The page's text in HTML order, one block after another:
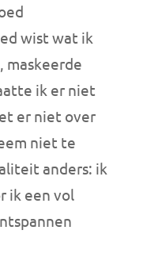
wist wat ik
maskeerde
ik er niet
er niet over
niet te
anders: ik
ik een vol